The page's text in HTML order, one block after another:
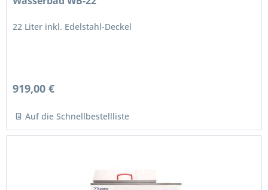
22 Liter inkl. Edelstahl-Deckel
919,00 €
Auf die Schnellbestellliste